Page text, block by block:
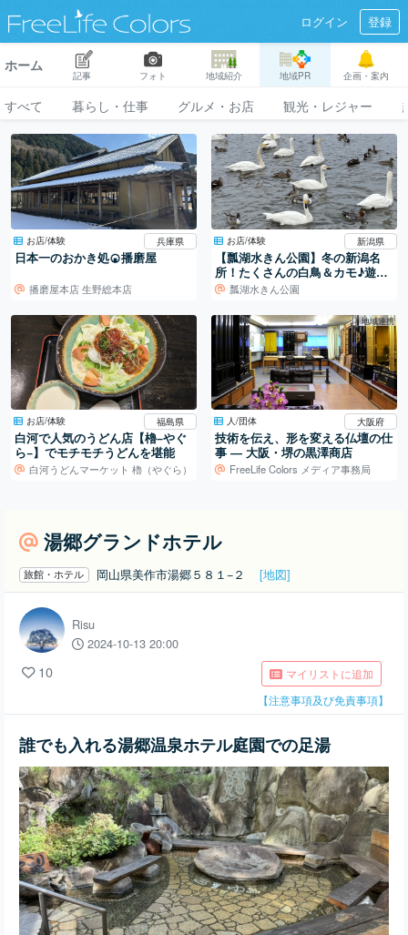
ログイン 登録
ホーム
記事 フォト 地域紹介 地域PR 企画・案内
すべて 暮らし・仕事 グルメ・お店 観光・レジャー
お店/体験 兵庫県
日本一のおかき処🍘播磨屋
播磨屋本店 生野総本店
お店/体験 新潟県
【瓢湖水きん公園】冬の新潟名
所！たくさんの白鳥＆カモ♪遊具
も充実！
瓢湖水きん公園
お店/体験 福島県
白河で人気のうどん店【櫓−やぐ
ら−】でモチモチうどんを堪能
白河うどんマーケット 櫓（やぐら）
地域連携
人/団体 大阪府
技術を伝え、形を変える仏壇の仕
事 ― 大阪・堺の黒澤商店
FreeLife Colors メディア事務局
湯郷グランドホテル
旅館・ホテル 岡山県美作市湯郷５８１−２ [地図]
Risu
2024-10-13 20:00
10
マイリストに追加
【注意事項及び免責事項】
誰でも入れる湯郷温泉ホテル庭園での足湯